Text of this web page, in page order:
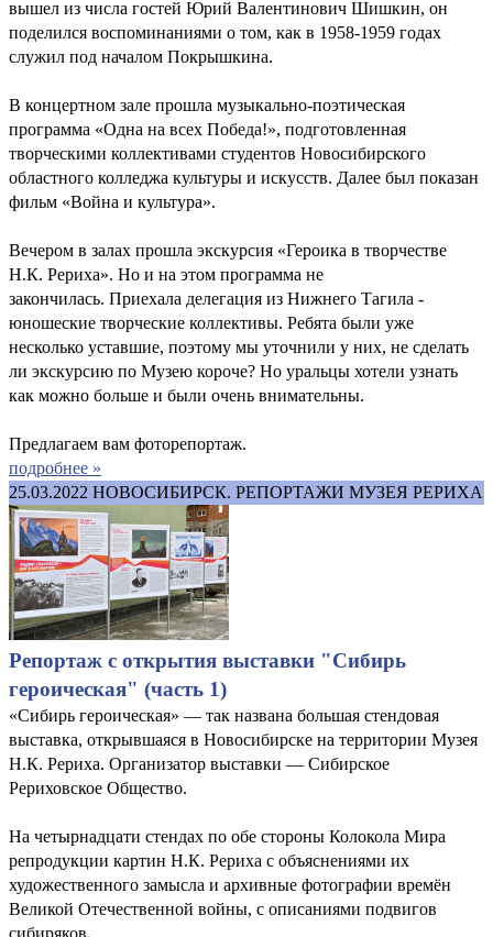
вышел из числа гостей Юрий Валентинович Шишкин, он
поделился воспоминаниями о том, как в 1958-1959 годах
служил под началом Покрышкина.
В концертном зале прошла музыкально-поэтическая
программа «Одна на всех Победа!», подготовленная
творческими коллективами студентов Новосибирского
областного колледжа культуры и искусств. Далее был показан
фильм «Война и культура».
Вечером в залах прошла экскурсия «Героика в творчестве
Н.К. Рериха». Но и на этом программа не
закончилась. Приехала делегация из Нижнего Тагила -
юношеские творческие коллективы. Ребята были уже
несколько уставшие, поэтому мы уточнили у них, не сделать
ли экскурсию по Музею короче? Но уральцы хотели узнать
как можно больше и были очень внимательны.
Предлагаем вам фоторепортаж.
подробнее »
25.03.2022 НОВОСИБИРСК. РЕПОРТАЖИ МУЗЕЯ РЕРИХА
Репортаж с открытия выставки "Сибирь
героическая" (часть 1)
«Сибирь героическая» — так названа большая стендовая
выставка, открывшаяся в Новосибирске на территории Музея
Н.К. Рериха. Организатор выставки — Сибирское
Рериховское Общество.
На четырнадцати стендах по обе стороны Колокола Мира
репродукции картин Н.К. Рериха с объяснениями их
художественного замысла и архивные фотографии времён
Великой Отечественной войны, с описаниями подвигов
сибиряков.